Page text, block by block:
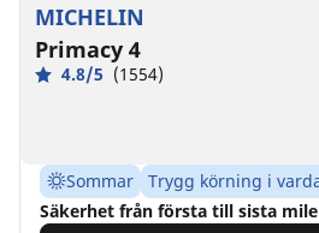
MICHELIN
Primacy 4
4.8/5 (1554)
Sommar
Trygg körning i
Säkerhet från första till sista